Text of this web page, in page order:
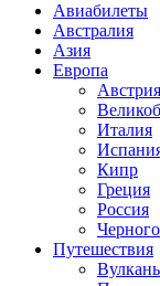
Авиабилеты
Австралия
Азия
Европа
Австрия
Италия
Кипр
Греция
Россия
Путешествия